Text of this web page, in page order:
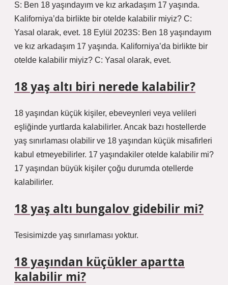
S: Ben 18 yaşındayım ve kız arkadaşım 17 yaşında.
Kaliforniya’da birlikte bir otelde kalabilir miyiz? C:
Yasal olarak, evet. 18 Eylül 2023S: Ben 18 yaşındayım
ve kız arkadaşım 17 yaşında. Kaliforniya’da birlikte bir
otelde kalabilir miyiz? C: Yasal olarak, evet.
18 yaş altı biri nerede kalabilir?
18 yaşından küçük kişiler, ebeveynleri veya velileri
eşliğinde yurtlarda kalabilirler. Ancak bazı hostellerde
yaş sınırlaması olabilir ve 18 yaşından küçük misafirleri
kabul etmeyebilirler. 17 yaşındakiler otelde kalabilir mi?
17 yaşından büyük kişiler çoğu durumda otellerde
kalabilirler.
18 yaş altı bungalov gidebilir mi?
Tesisimizde yaş sınırlaması yoktur.
18 yaşından küçükler apartta
kalabilir mi?